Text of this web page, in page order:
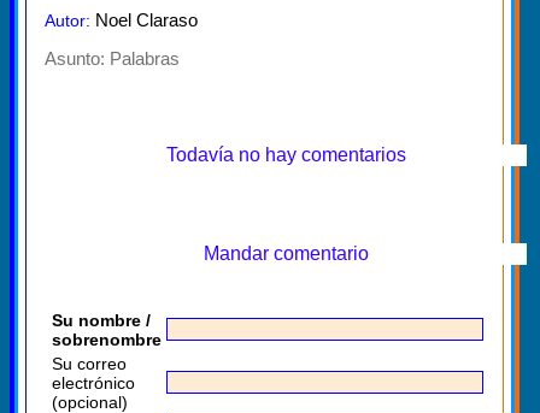
Autor: Noel Claraso
Asunto: Palabras
Todavía no hay comentarios
Mandar comentario
Su nombre /
sobrenombre
Su correo
electrónico
(opcional)